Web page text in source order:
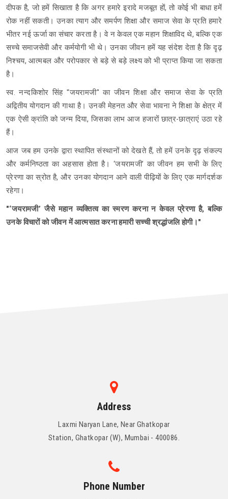
दीपक है, जो हमें सिखाता है कि अगर हमारे इरादे मजबूत हों, तो कोई भी बाधा हमें
रोक नहीं सकती। उनका त्याग और समर्पण शिक्षा और समाज सेवा के प्रति हमारे
भीतर नई ऊर्जा का संचार करता है। वे न केवल एक महान शिक्षाविद थे, बल्कि एक
सच्चे समाजसेवी और कर्मयोगी भी थे। उनका जीवन हमें यह संदेश देता है कि दृढ़
निश्चय, आत्मबल और परोपकार से बड़े से बड़े लक्ष्य को भी प्राप्त किया जा सकता
है।
स्व. नन्दकिशोर सिंह '‘जयरामजी’' का जीवन शिक्षा और समाज सेवा के प्रति
अद्वितीय योगदान की गाथा है। उनकी मेहनत और सेवा भावना ने शिक्षा के क्षेत्र में
एक ऐसी क्रांति को जन्म दिया, जिसका लाभ आज हजारों छात्र-छात्राएं उठा रहे
हैं।
आज जब हम उनके द्वारा स्थापित संस्थानों को देखते हैं, तो हमें उनके दृढ़ संकल्प
और कर्मनिष्ठता का अहसास होता है। ‘जयरामजी’ का जीवन हम सभी के लिए
प्रेरणा का स्रोत है, और उनका योगदान आने वाली पीढ़ियों के लिए एक मार्गदर्शक
रहेगा।
"‘जयरामजी’ जैसे महान व्यक्तित्व का स्मरण करना न केवल प्रेरणा है, बल्कि
उनके विचारों को जीवन में आत्मसात करना हमारी सच्ची श्रद्धांजलि होगी।"
Address
Laxmi Naryan Lane, Near Ghatkopar
Station, Ghatkopar (W), Mumbai - 400086.
Phone Number